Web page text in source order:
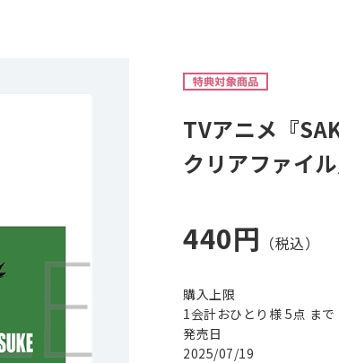
TVアニメ『
クリアファイ
440円
購入上限
1会計おひとり様 5点 まで
発売日
2025/07/19